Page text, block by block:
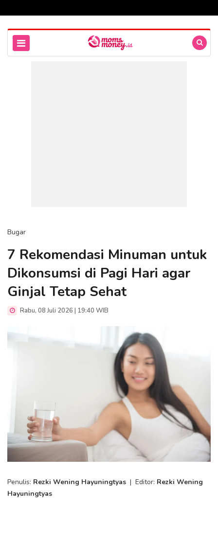
Bugar
7 Rekomendasi Minuman untuk
Dikonsumsi di Pagi Hari agar
Ginjal Tetap Sehat
Rabu, 08 Juli 2026 | 19:40 WIB
Penulis: Rezki Wening Hayuningtyas | Editor: Rezki Wening
Hayuningtyas